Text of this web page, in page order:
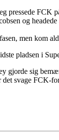
pressede FCK
og
men kom
pladsen i
gjorde sig
svage FCK-